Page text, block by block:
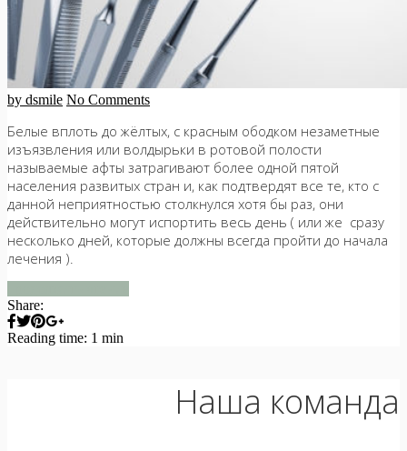
by dsmile No Comments
Белые вплоть до жёлтых, с красным ободком незаметные
изъязвления или волдырьки в ротовой полости
называемые афты затрагивают более одной пятой
населения развитых стран и, как подтвердят все те, кто с
данной неприятностью столкнулся хотя бы раз, они
действительно могут испортить весь день ( или же сразу
несколько дней, которые должны всегда пройти до начала
лечения ).
Share:
Reading time: 1 min
Наша команда